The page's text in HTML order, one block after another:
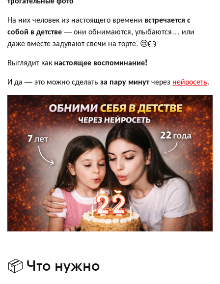
На них человек из настоящего времени встречается с
собой в детстве— они обнимаются, улыбаются… или
даже вместе задувают свечи на торте. 😢🎂
Выглядит как настоящее воспоминание!
И да — это можно сделать за пару минутчерез нейросеть.
📦 Что нужно